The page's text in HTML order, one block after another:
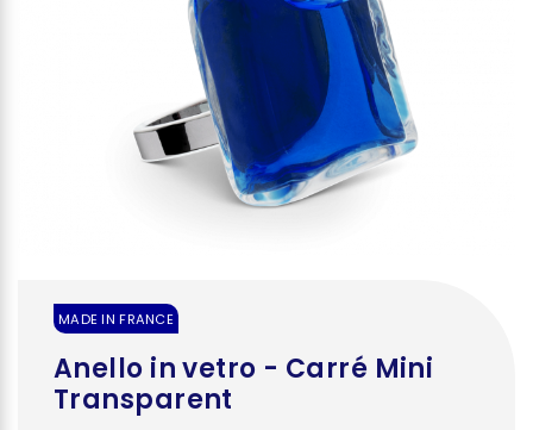
MADE IN FRANCE
Anello in vetro - Carré Mini
Transparent